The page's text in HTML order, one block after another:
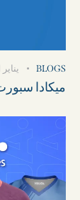
BLOGS يناير 1, 2026
ميكادا